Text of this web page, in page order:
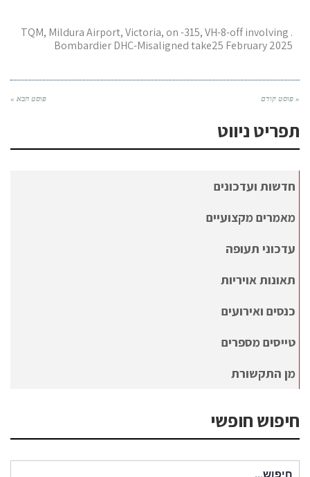
. TQM, Mildura Airport, Victoria, on -315, VH-8-off involving
Bombardier DHC-Misaligned take25 February 2025
« פוסט קודם פוסט הבא »
תפריט ניווט
חדשות ועדכונים
מאמרים מקצועיים
עדכוני תעופה
תאונות אויריות
כנסים ואירועים
טייסים מספרים
מן התקשורת
חיפוש חופשי